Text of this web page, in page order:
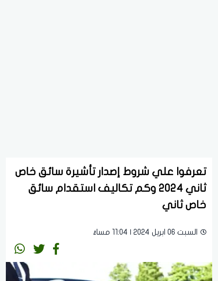
تعرفوا علي شروط إصدار تأشيرة سائق خاص
ثاني 2024 وكم تكاليف استقدام سائق
خاص ثاني
السبت 06 ابريل 2024 | 11:04 مساءً